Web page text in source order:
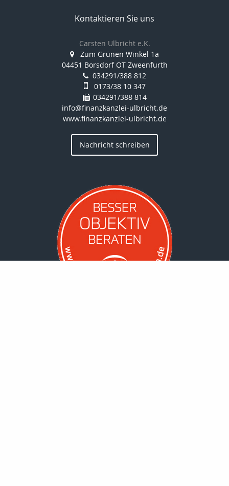
Kontaktieren Sie uns
Carsten Ulbricht e.K.
Zum Grünen Winkel 1a
04451 Borsdorf OT Zweenfurth
034291/388 812
0173/38 10 347
034291/388 814
info@finanzkanzlei-ulbricht.de
www.finanzkanzlei-ulbricht.de
Nachricht schreiben